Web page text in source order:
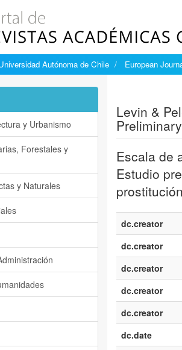
Autónoma de Chile European
Levin &
Escala de
Estudio
prostitución
dc.creator
dc.creator
dc.creator
dc.creator
dc.creator
dc.date
y Urbanismo
Forestales y
y Naturales